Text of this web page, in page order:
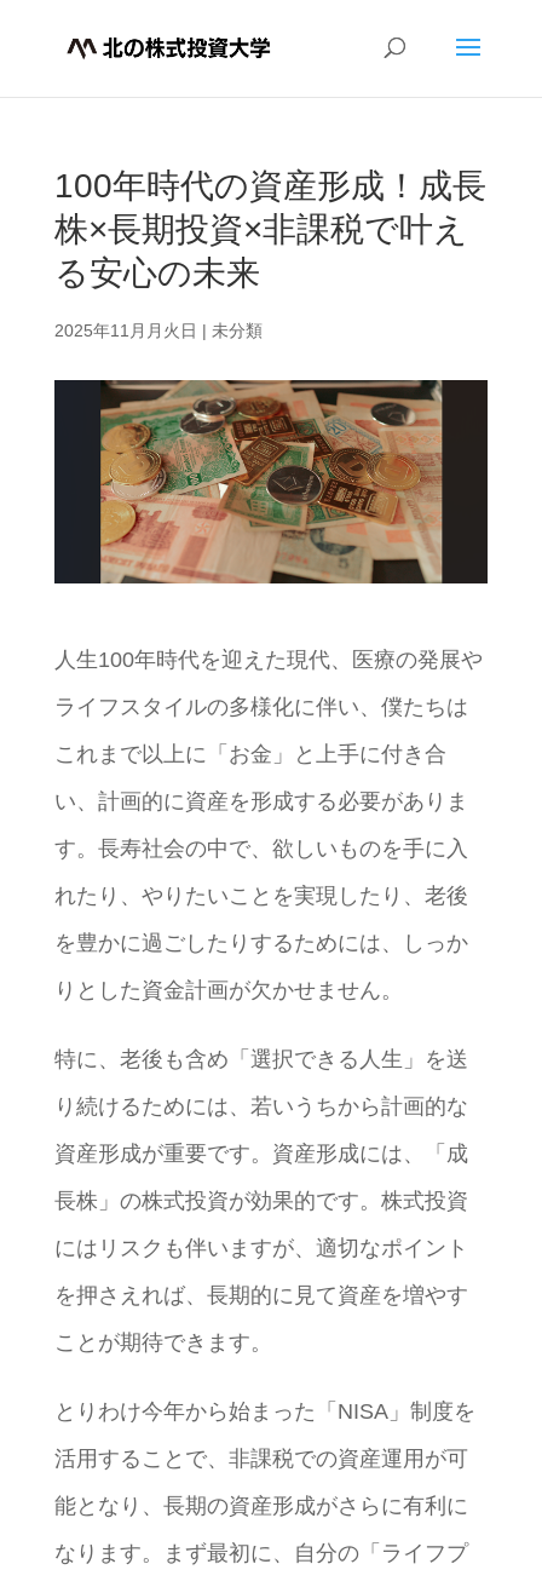
100年時代の資産形成！成長
株×長期投資×非課税で叶え
る安心の未来
2025年11月月火日 | 未分類
人生100年時代を迎えた現代、医療の発展や
ライフスタイルの多様化に伴い、僕たちは
これまで以上に「お金」と上手に付き合
い、計画的に資産を形成する必要がありま
す。長寿社会の中で、欲しいものを手に入
れたり、やりたいことを実現したり、老後
を豊かに過ごしたりするためには、しっか
りとした資金計画が欠かせません。
特に、老後も含め「選択できる人生」を送
り続けるためには、若いうちから計画的な
資産形成が重要です。資産形成には、「成
長株」の株式投資が効果的です。株式投資
にはリスクも伴いますが、適切なポイント
を押さえれば、長期的に見て資産を増やす
ことが期待できます。
とりわけ今年から始まった「NISA」制度を
活用することで、非課税での資産運用が可
能となり、長期の資産形成がさらに有利に
なります。まず最初に、自分の「ライフプ